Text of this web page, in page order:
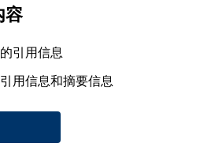
容
引用信息
用信息和摘要信息